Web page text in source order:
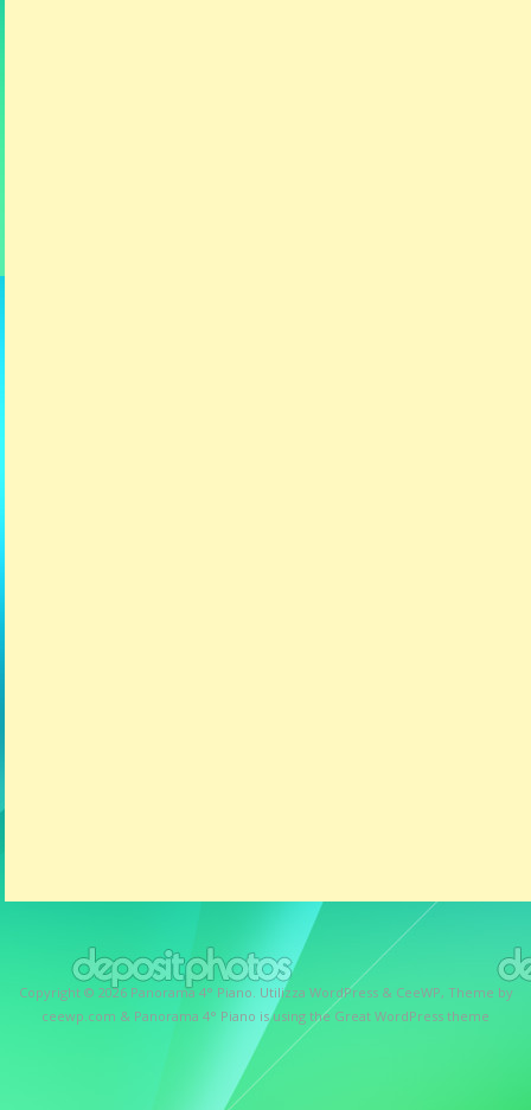
Copyright © 2026 Panorama 4° Piano . Utilizza WordPress& CeeWP, Theme by
ceewp.com & Panorama 4° Piano is using the Great WordPress theme